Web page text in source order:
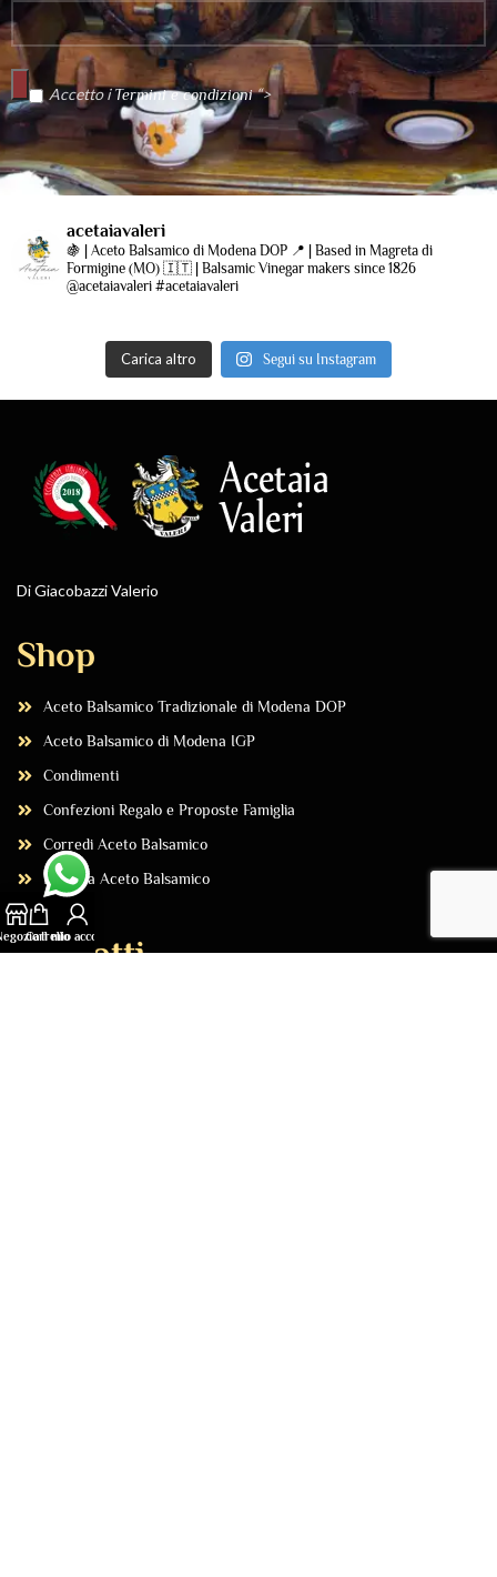
Accetto iTermini e condizioni“>
acetaiavaleri
🍇 | Aceto Balsamico di Modena DOP 📍 | Based in Magreta di
Formigine (MO) 🇮🇹 | Balsamic Vinegar makers since 1826
@acetaiavaleri #acetaiavaleri
Carica altro Segui su Instagram
Di Giacobazzi Valerio
Shop
Aceto Balsamico Tradizionale di Modena DOP
Aceto Balsamico di Modena IGP
Condimenti
Confezioni Regalo e Proposte Famiglia
Corredi Aceto Balsamico
Libreria Aceto Balsamico
Contatti
Carrello
Il mio account